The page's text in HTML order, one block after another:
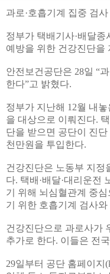
과로·호흡기계 집중 검
정부가 택배기사·배달
예방을 위한 건강진단을
안전보건공단은 28일 “
한다”고 밝혔다.
정부가 지난해 12월 내
을 대상으로 이뤄진다.
단을 받으면 공단이 진
천만원을 투입한다.
건강진단은 노동부 지정
다. 택배·배달·대리운전
기 위해 뇌심혈관계 중
기 위한 호흡기계 검사
건강진단으로 과로사가
추가로 한다. 이들은 전
29일부터 공단 홈페이지